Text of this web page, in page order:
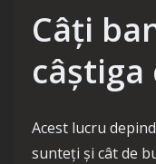
Câți
câștiga
Acest lucru
sunteți și cât de